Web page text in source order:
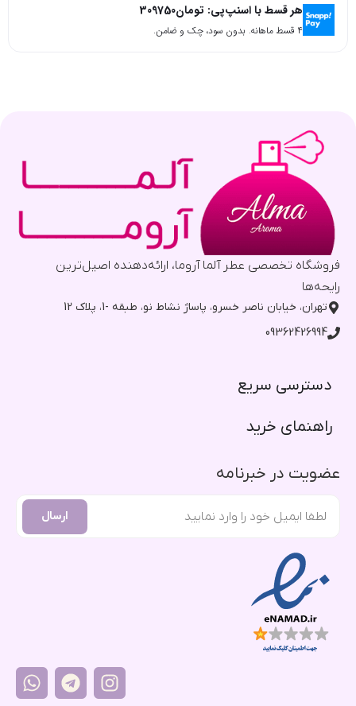
هر قسط با اسنپ‌پی: تومان309750
۴ قسط ماهانه. بدون سود، چک و ضامن.
فروشگاه تخصصی عطر آلما آروما، ارائه‌دهنده اصیل‌ترین
رایحه‌ها
تهران، خیابان ناصر خسرو، پاساژ نشاط نو، طبقه -1، پلاک 12
09362426994
دسترسی سریع​
راهنمای خرید​
عضویت در خبرنامه
ارسال